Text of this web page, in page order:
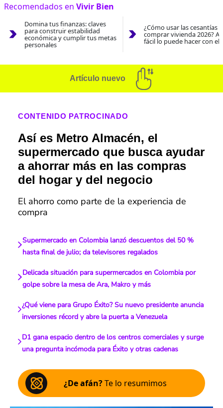
Recomendados en Vivir Bien
Domina tus finanzas: claves
para construir estabilidad
económica y cumplir tus metas
personales
¿Cómo usar las cesantías
comprar vivienda 2026?
fácil lo puede hacer con el
Artículo nuevo
CONTENIDO PATROCINADO
Así es Metro Almacén, el
supermercado que busca ayudar
a ahorrar más en las compras
del hogar y del negocio
El ahorro como parte de la experiencia de
compra
Supermercado en Colombia lanzó descuentos del 50 %
hasta final de julio; da televisores regalados
Delicada situación para supermercados en Colombia por
golpe sobre la mesa de Ara, Makro y más
¿Qué viene para Grupo Éxito? Su nuevo presidente anuncia
inversiones récord y abre la puerta a Venezuela
D1 gana espacio dentro de los centros comerciales y surge
una pregunta incómoda para Éxito y otras cadenas
¿De afán?Te lo resumimos